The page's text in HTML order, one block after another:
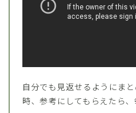
自分でも見返せるようにま
時、参考にしてもらえたら、